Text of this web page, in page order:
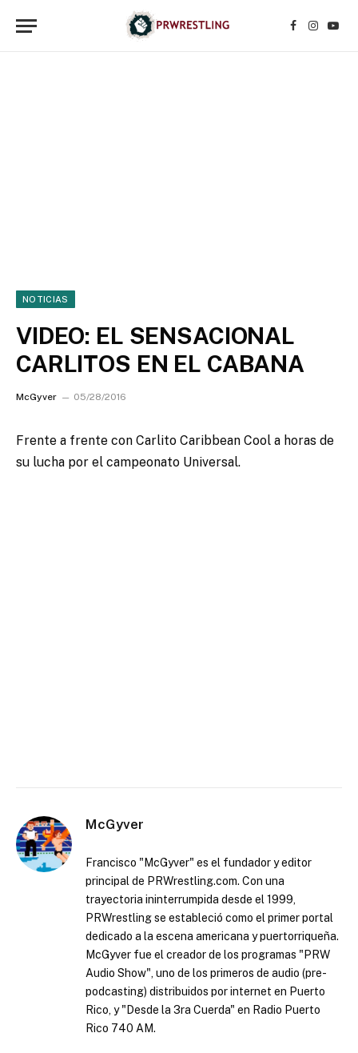
Facebook
NOTICIAS
VIDEO: EL SENSACIONAL
CARLITOS EN EL CABANA
McGyver 05/28/2016
Frente a frente con Carlito Caribbean Cool a horas de
su lucha por el campeonato Universal.
McGyver
Francisco "McGyver" es el fundador y editor
principal de PRWrestling.com. Con una
trayectoria ininterrumpida desde el 1999,
PRWrestling se estableció como el primer portal
dedicado a la escena americana y puertorriqueña.
McGyver fue el creador de los programas "PRW
Audio Show", uno de los primeros de audio (pre-
podcasting) distribuidos por internet en Puerto
Rico, y "Desde la 3ra Cuerda" en Radio Puerto
Rico 740 AM.